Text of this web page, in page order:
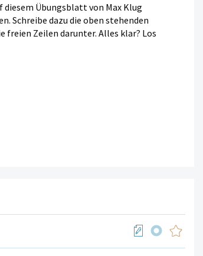
diesem Übungsblatt von Max Klug
Schreibe dazu die oben stehenden
freien Zeilen darunter. Alles klar? Los